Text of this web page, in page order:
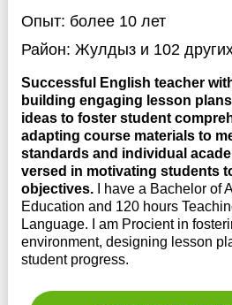
Опыт: более 10 лет
Район: Жулдызи 102
Successful English teacher
building engaging lesson
ideas to foster student
adapting course materials to
standards and individual
versed in motivating students
objectives.
I have a Bachelor of
Education and 120 hours
Language. I am Procient in
environment, designing lesson
student progress.